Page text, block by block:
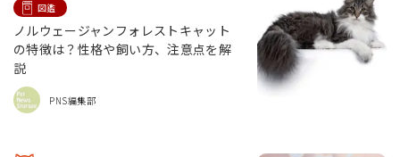
図鑑
ノルウェージャンフォレストキャット
の特徴は？性格や飼い方、注意点を解
説
PNS編集部